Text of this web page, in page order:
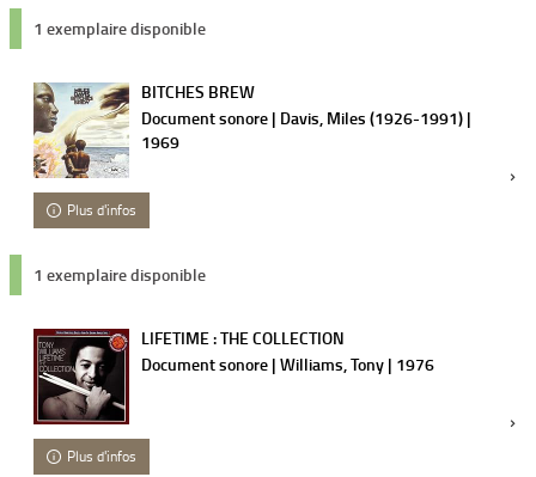
1 exemplaire disponible
BITCHES BREW
Document sonore | Davis, Miles (1926-1991) |
1969
Plus d'infos
1 exemplaire disponible
LIFETIME : THE COLLECTION
Document sonore | Williams, Tony | 1976
Plus d'infos